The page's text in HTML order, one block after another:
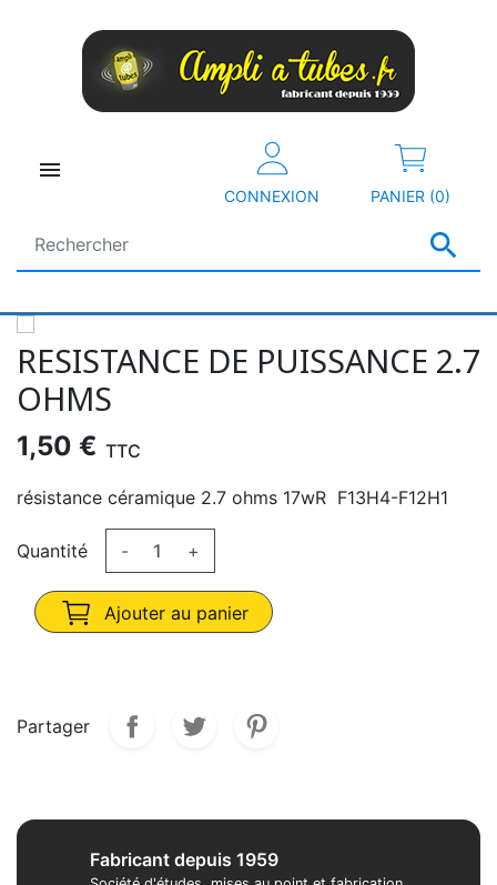


CONNEXION PANIER (0)
RESISTANCE DE PUISSANCE 2.7
OHMS
1,50 € TTC
résistance céramique 2.7 ohms 17wR F13H4-F12H1
Quantité - +
Ajouter au panier
Partager
Fabricant depuis 1959